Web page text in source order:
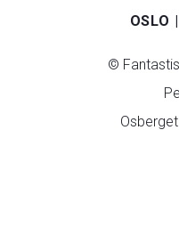
OSLO |
©